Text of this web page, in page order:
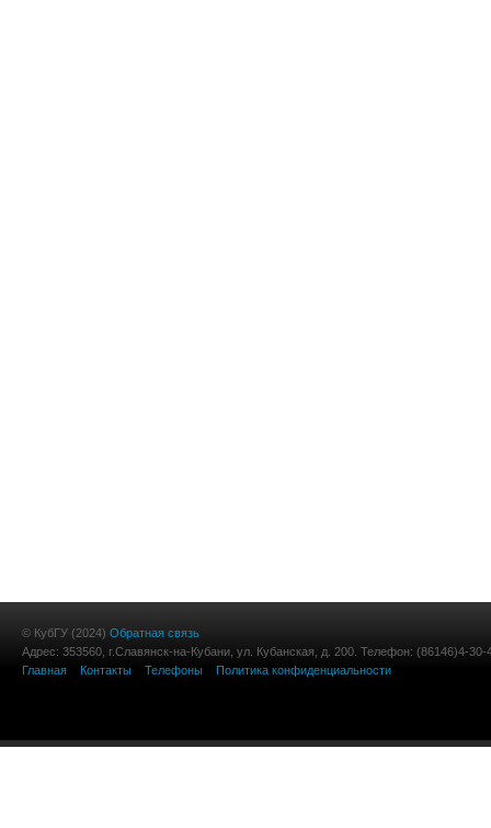
© КубГУ (2024) Обратная связь
Адрес: 353560, г.Славянск-на-Кубани, ул. Кубанская, д. 200. Телефон: (86146)4-30-
Главная
Контакты Телефоны Политика конфиденциальности